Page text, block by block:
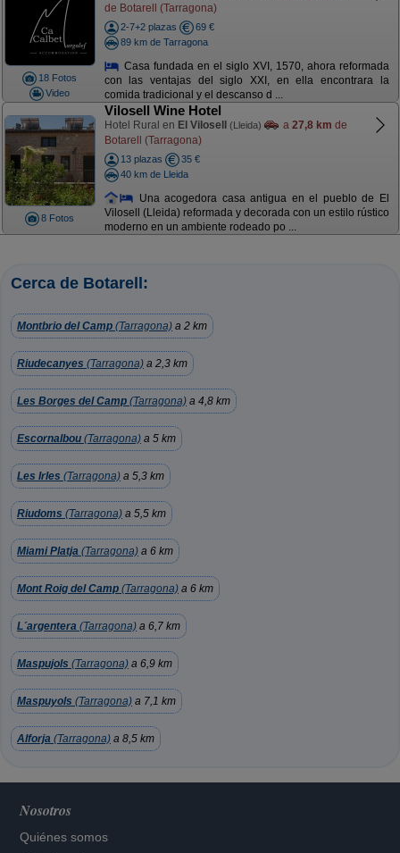
18 Fotos
Video
de Botarell (Tarragona)
2-7+2 plazas
69 €
89 km de Tarragona
Casa fundada en el siglo XVI, 1570, ahora reformada
con las ventajas del siglo XXI, en ella encontrara la
comida tradicional y el descanso d ...
8 Fotos
Vilosell Wine Hotel
Hotel Rural en El Vilosell (Lleida) a 27,8 km de
Botarell (Tarragona)
13 plazas
35 €
40 km de Lleida
Una acogedora casa antigua en el pueblo de El
Vilosell (Lleida) reformada y decorada con un estilo rústico
moderno en un ambiente rodeado po ...
Cerca de Botarell:
Montbrio del Camp (Tarragona) a 2 km
Riudecanyes (Tarragona) a 2,3 km
Les Borges del Camp (Tarragona) a 4,8 km
Escornalbou (Tarragona) a 5 km
Les Irles (Tarragona) a 5,3 km
Riudoms (Tarragona) a 5,5 km
Miami Platja (Tarragona) a 6 km
Mont Roig del Camp (Tarragona) a 6 km
L´argentera (Tarragona) a 6,7 km
Maspujols (Tarragona) a 6,9 km
Maspuyols (Tarragona) a 7,1 km
Alforja (Tarragona) a 8,5 km
Nosotros
Quiénes somos